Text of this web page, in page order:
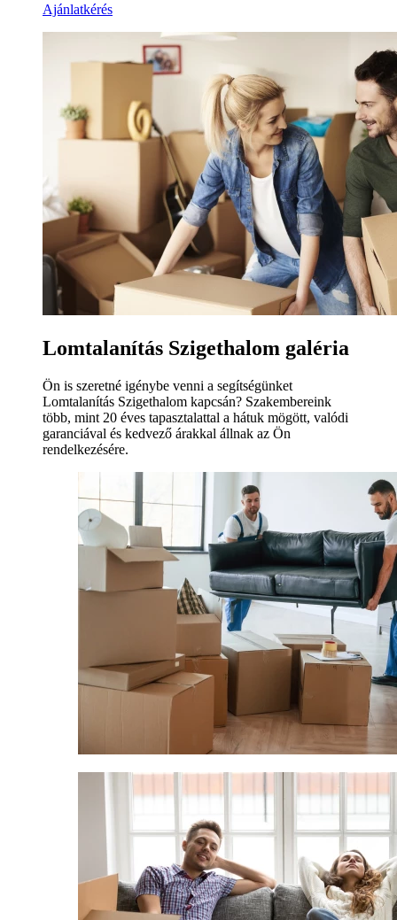
Ajánlatkérés
Lomtalanítás Szigethalom galéria
Ön is szeretné igénybe venni a segítségünket
Lomtalanítás Szigethalom kapcsán? Szakembereink
több, mint 20 éves tapasztalattal a hátuk mögött, valódi
garanciával és kedvező árakkal állnak az Ön
rendelkezésére.